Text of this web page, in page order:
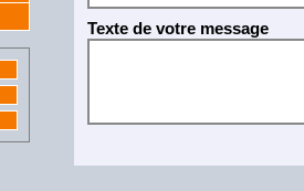
Texte de votre message